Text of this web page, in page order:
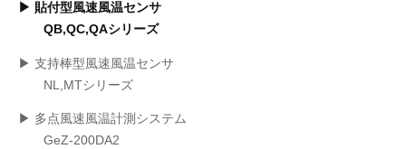
▶ 貼付型風速風温センサ
QB,QC,QAシリーズ
▶ 支持棒型風速風温センサ
NL,MTシリーズ
▶ 多点風速風温計測システム
GeZ-200DA2